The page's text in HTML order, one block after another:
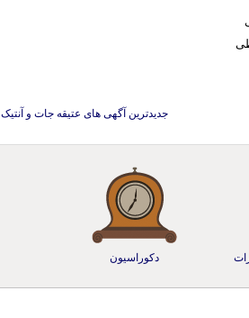
جدیدترین آگهی های عتیقه جات و آنتیک
دکوراسیون